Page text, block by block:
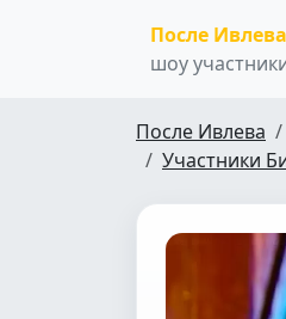
После Ивлева
шоу
После Ивлева
Участники